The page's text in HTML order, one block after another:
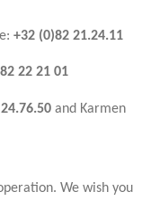
+32 (0)82 21.24.11
22 21 01
and Karmen
We wish you